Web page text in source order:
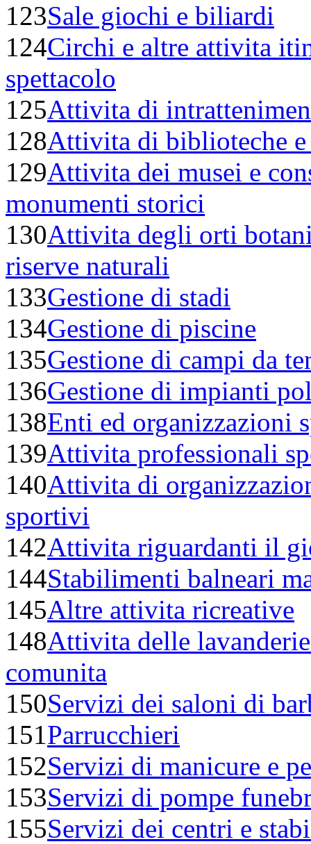
123Sale giochi e biliardi
124Circhi e altre attivita
spettacolo
125Attivita di
128Attivita di biblioteche
129Attivita dei musei e
monumenti storici
130Attivita degli orti
riserve naturali
133Gestione di stadi
134Gestione di piscine
135Gestione di campi da
136Gestione di impianti
138Enti ed organizzazioni
139Attivita professionali
140Attivita di
sportivi
142Attivita riguardanti il
144Stabilimenti balneari
145Altre attivita ricreative
148Attivita delle
comunita
150Servizi dei saloni di
151Parrucchieri
152Servizi di manicure e
153Servizi di pompe
155Servizi dei centri e